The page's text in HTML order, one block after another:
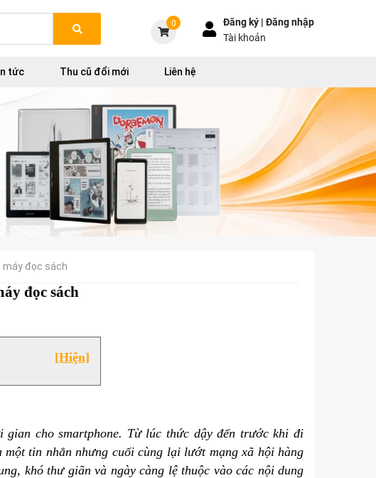
0 Đăng ký |Đăng nhập
Tài khoản
tức Thu cũ đổi mới Liên hệ
máy đọc sách
đọc sách
[Hiện]
gian cho smartphone. Từ lúc thức dậy đến trước khi đi
tin nhắn nhưng cuối cùng lại lướt mạng xã hội hàng
khó thư giãn và ngày càng lệ thuộc vào các nội dung